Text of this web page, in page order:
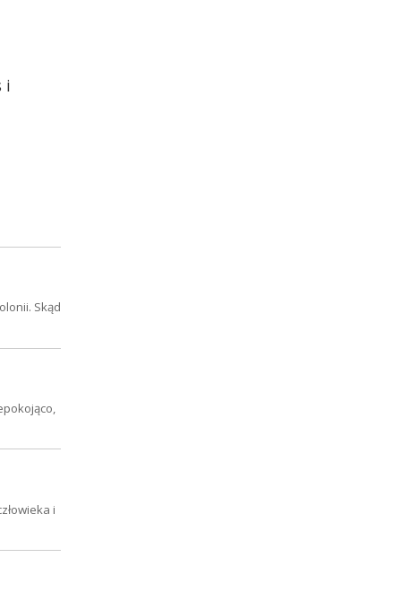
i
Skąd
i